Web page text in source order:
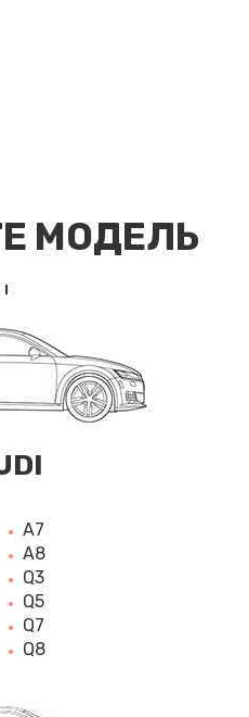
МОДЕЛЬ
A7
A8
Q3
Q5
Q7
Q8